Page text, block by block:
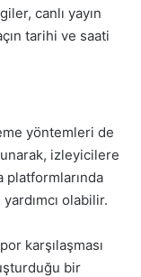
canlı yayın
tarihi ve saati
yöntemleri de
izleyicilere
platformlarında
olabilir.
karşılaşması
bir